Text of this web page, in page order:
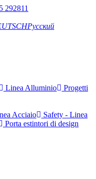
292811
Русский
Linea Alluminio
Progetti
Acciaio
Safety - Linea
Porta estintori di design